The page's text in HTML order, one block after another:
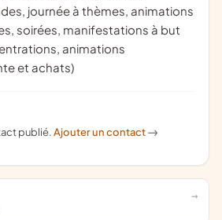
journée à thèmes, animations
soirées, manifestations à but
animations
et achats)
publié.Ajouter un contact ->